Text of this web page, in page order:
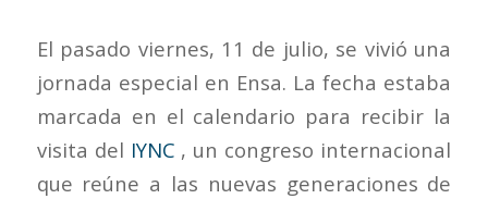
El pasado viernes, 11 de julio, se vivió una
jornada especial en Ensa. La fecha estaba
marcada en el calendario para recibir la
visita del IYNC , un congreso internacional
que reúne a las nuevas generaciones de